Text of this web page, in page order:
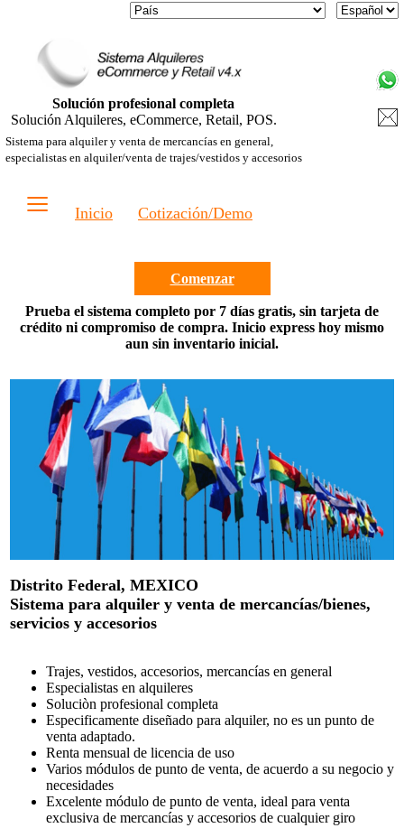
Solución profesional completa
Solución Alquileres, eCommerce, Retail, POS.
Sistema para alquiler y venta de mercancías en general,
especialistas en alquiler/venta de trajes/vestidos y accesorios
≡ Inicio Cotización/Demo
Comenzar
Prueba el sistema completo por 7 días gratis, sin tarjeta de
crédito ni compromiso de compra. Inicio express hoy mismo
aun sin inventario inicial.
Distrito Federal, MEXICO
Sistema para alquiler y venta de mercancías/bienes,
servicios y accesorios
Trajes, vestidos, accesorios, mercancías en general
Especialistas en alquileres
Soluciòn profesional completa
Especificamente diseñado para alquiler, no es un punto de
venta adaptado.
Renta mensual de licencia de uso
Varios módulos de punto de venta, de acuerdo a su negocio y
necesidades
Excelente módulo de punto de venta, ideal para venta
exclusiva de mercancías y accesorios de cualquier giro